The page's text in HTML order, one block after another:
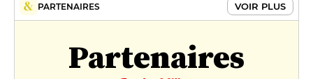
PARTENAIRES VOIR PLUS
Partenaires